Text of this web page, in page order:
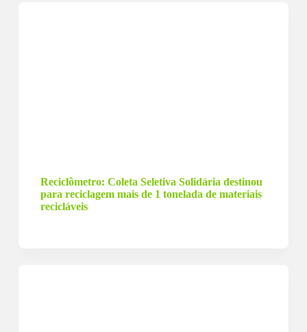
Reciclômetro: Coleta Seletiva Solidária destinou
para reciclagem mais de 1 tonelada de materiais
recicláveis